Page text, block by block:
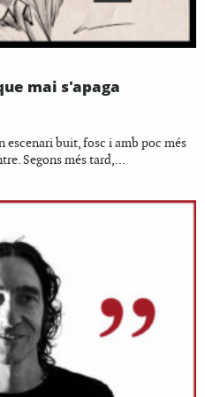
mai s'apaga
escenari buit, fosc i amb poc més
Segons més tard,...